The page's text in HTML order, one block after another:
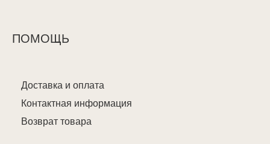
ПОМОЩЬ
Доставка и оплата
Контактная информация
Возврат товара